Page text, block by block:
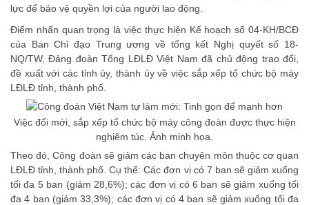
lực để bảo vệ quyền lợi của người lao động.
Điểm nhấn quan trọng là việc thực hiện Kế hoạch số 04-KH/BCĐ
của Ban Chỉ đạo Trung ương về tổng kết Nghị quyết số 18-
NQ/TW, Đảng đoàn Tổng LĐLĐ Việt Nam đã chủ động trao đổi,
đề xuất với các tỉnh ủy, thành ủy về việc sắp xếp tổ chức bộ máy
LĐLĐ tỉnh, thành phố.
Việc đổi mới, sắp xếp tổ chức bộ máy công đoàn được thực hiện
nghiêm túc. Ảnh minh họa.
Theo đó,Công đoàn sẽ giảm các ban chuyên môn thuộc cơ quan
LĐLĐ tỉnh, thành phố. Cụ thể: Các đơn vị có 7 ban sẽ giảm xuống
tối đa 5 ban (giảm 28,6%); các đơn vị có 6 ban sẽ giảm xuống tối
đa 4 ban (giảm 33,3%); các đơn vị có 4 ban sẽ giảm xuống tối đa